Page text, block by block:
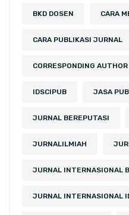
BKD DOSEN CARA
CARA PUBLIKASI JURNAL
CORRESPONDING AUTHOR
IDSCIPUB JASA
JURNAL BEREPUTASI
JURNALILMIAH
JURNAL INTERNASIONAL
JURNAL INTERNASIONAL